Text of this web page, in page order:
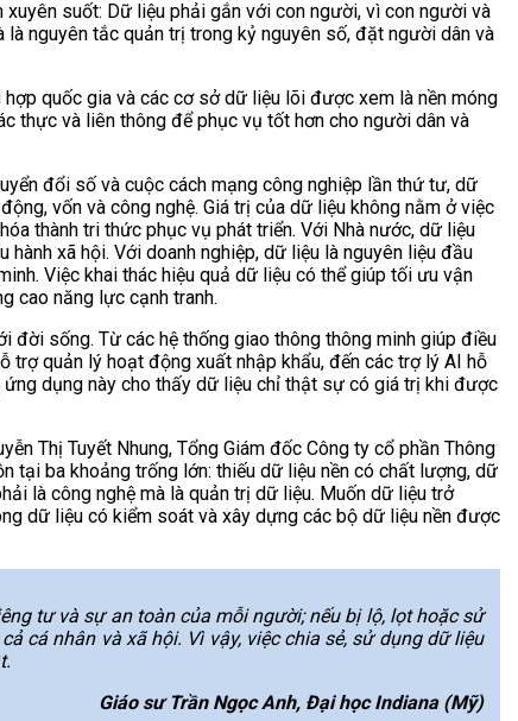
suốt: Dữ liệu phải gắn với con người, vì con người và
nguyên tắc quản trị trong kỷ nguyên số, đặt người dân và
quốc gia và các cơ sở dữ liệu lõi được xem là nền móng
thực và liên thông để phục vụ tốt hơn cho người dân và
đổi số và cuộc cách mạng công nghiệp lần thứ tư, dữ
vốn và công nghệ. Giá trị của dữ liệu không nằm ở việc
thành tri thức phục vụ phát triển. Với Nhà nước, dữ liệu
xã hội. Với doanh nghiệp, dữ liệu là nguyên liệu đầu
Việc khai thác hiệu quả dữ liệu có thể giúp tối ưu vận
cao năng lực cạnh tranh.
đời sống. Từ các hệ thống giao thông thông minh giúp điều
trợ quản lý hoạt động xuất nhập khẩu, đến các trợ lý AI hỗ
dụng này cho thấy dữ liệu chỉ thật sự có giá trị khi được
Thị Tuyết Nhung, Tổng Giám đốc Công ty cổ phần Thông
tại ba khoảng trống lớn: thiếu dữ liệu nền có chất lượng, dữ
là công nghệ mà là quản trị dữ liệu. Muốn dữ liệu trở
dữ liệu có kiểm soát và xây dựng các bộ dữ liệu nền được
tư và sự an toàn của mỗi người; nếu bị lộ, lọt hoặc sử
cá nhân và xã hội. Vì vậy, việc chia sẻ, sử dụng dữ liệu
Giáo sư Trần Ngọc Anh, Đại học Indiana (Mỹ)